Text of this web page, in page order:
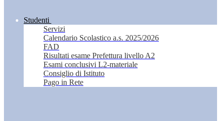
Studenti
Servizi
Calendario Scolastico a.s. 2025/2026
FAD
Risultati esame Prefettura livello A2
Esami conclusivi L2-materiale
Consiglio di Istituto
Pago in Rete